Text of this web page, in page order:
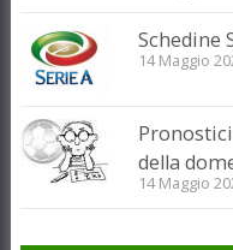
Schedine
14 Maggio
della
14 Maggio